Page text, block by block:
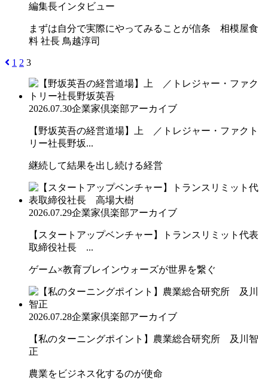
編集長インタビュー
まずは自分で実際にやってみることが信条 相模屋食
料 社長 鳥越淳司
1 2 3
2026.07.30企業家倶楽部アーカイブ
【野坂英吾の経営道場】上 ／トレジャー・ファクト
リー社長野坂...
継続して結果を出し続ける経営
2026.07.29企業家倶楽部アーカイブ
【スタートアップベンチャー】トランスリミット代表
取締役社長 ...
ゲーム×教育ブレインウォーズが世界を繋ぐ
2026.07.28企業家倶楽部アーカイブ
【私のターニングポイント】農業総合研究所 及川智
正
農業をビジネス化するのが使命